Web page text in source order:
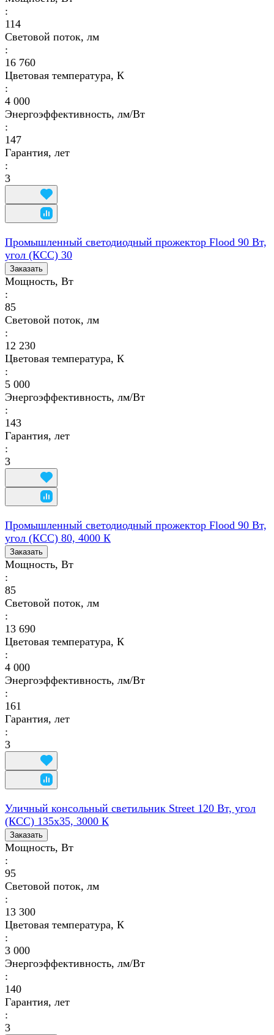
:
114
Световой поток, лм
:
16 760
Цветовая температура, К
:
4 000
Энергоэффективность, лм/Вт
:
147
Гарантия, лет
:
3
Промышленный светодиодный прожектор Flood 90 Вт,
угол (КСС) 30
Заказать
Мощность, Вт
:
85
Световой поток, лм
:
12 230
Цветовая температура, К
:
5 000
Энергоэффективность, лм/Вт
:
143
Гарантия, лет
:
3
Промышленный светодиодный прожектор Flood 90 Вт,
угол (КСС) 80, 4000 К
Заказать
Мощность, Вт
:
85
Световой поток, лм
:
13 690
Цветовая температура, К
:
4 000
Энергоэффективность, лм/Вт
:
161
Гарантия, лет
:
3
Уличный консольный светильник Street 120 Вт, угол
(КСС) 135х35, 3000 К
Заказать
Мощность, Вт
:
95
Световой поток, лм
:
13 300
Цветовая температура, К
:
3 000
Энергоэффективность, лм/Вт
:
140
Гарантия, лет
:
3